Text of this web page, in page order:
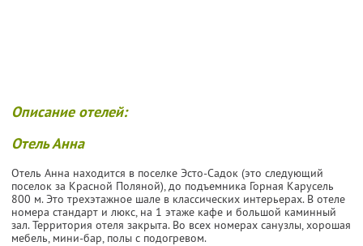
Описание отелей:
Отель Анна
Отель Анна находится в поселке Эсто-Садок (это следующий
поселок за Красной Поляной), до подъемника Горная Карусель
800 м. Это трехэтажное шале в классических интерьерах. В отеле
номера стандарт и люкс, на 1 этаже кафе и большой каминный
зал. Территория отеля закрыта. Во всех номерах санузлы, хорошая
мебель, мини-бар, полы с подогревом.